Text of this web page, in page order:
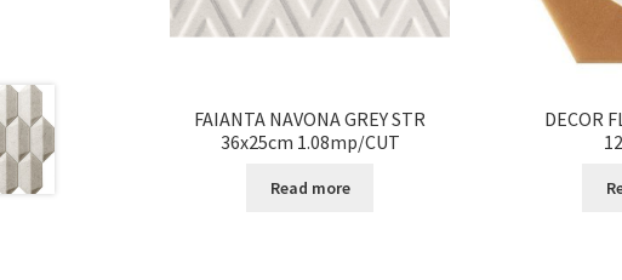
FAIANTA NAVONA GREY STR
36x25cm 1.08mp/CUT
Read more
DECOR